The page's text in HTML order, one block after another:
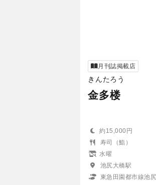
月刊誌掲載店
きんたろう
金多楼
約15,000円
寿司（鮨）
水曜
池尻大橋駅
東急田園都市線池